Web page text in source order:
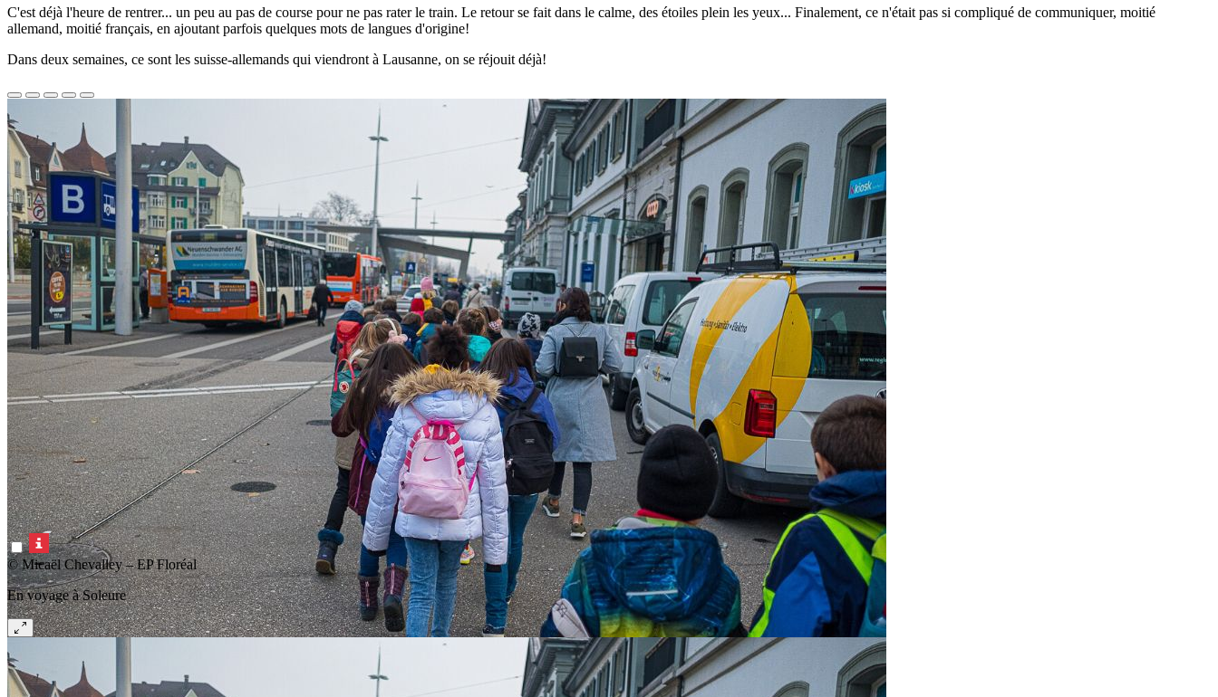
C'est déjà l'heure de rentrer... un peu au pas de course pour ne pas rater le train. Le retour se fait dans le calme, des étoiles plein les yeux... Finalement, ce n'était pas si compliqué de communiquer, moitié
allemand, moitié français, en ajoutant parfois quelques mots de langues d'origine!
Dans deux semaines, ce sont les suisse-allemands qui viendront à Lausanne, on se réjouit déjà!
© Micaël Chevalley – EP Floréal
En voyage à Soleure